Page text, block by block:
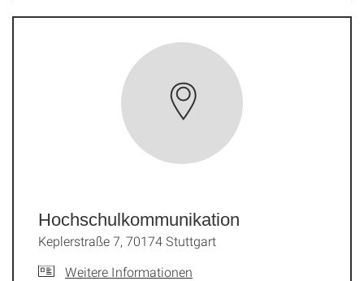
Hochschulkommunikation
Keplerstraße 7, 70174 Stuttgart
Weitere Informationen